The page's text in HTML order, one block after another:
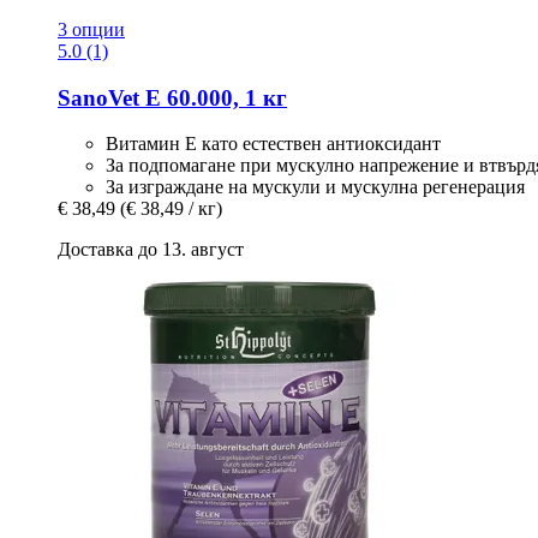
3 опции
5.0 (1)
SanoVet E 60.000, 1 кг
Витамин Е като естествен антиоксидант
За подпомагане при мускулно напрежение и
За изграждане на мускули и мускулна регенерация
€ 38,49 (€ 38,49 / кг)
Доставка до 13. август